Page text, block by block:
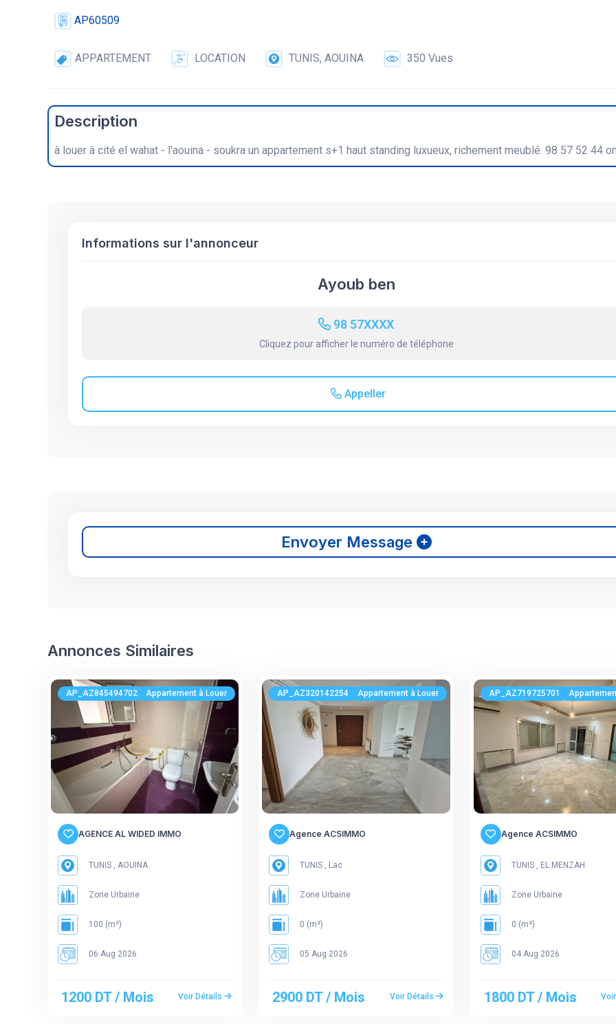
AP60509
APPARTEMENT LOCATION TUNIS, AOUINA 350 Vues
Description
à louer à cité el wahat - l'aouina - soukra un appartement s+1 haut standing luxueux, richement meublé. 98 57 52 44
Informations sur l'annonceur
Ayoub ben
98 57XXXX
Cliquez pour afficher le numéro de téléphone
Appeller
Envoyer Message
Annonces Similaires
AP_AZ845494702 Appartement à Louer
AGENCE AL WIDED IMMO
TUNIS , AOUINA
Zone Urbaine
100 (m²)
06 Aug 2026
1200 DT / Mois Voir Détails
AP_AZ320142254 Appartement à Louer
Agence ACSIMMO
TUNIS , Lac
Zone Urbaine
0 (m²)
05 Aug 2026
2900 DT / Mois Voir Détails
AP_AZ719725701
Agence ACSIMMO
TUNIS , EL MENZAH
Zone Urbaine
0 (m²)
04 Aug 2026
1800 DT / Mois